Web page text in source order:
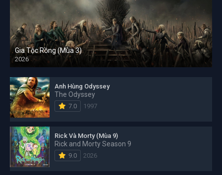
Gia Tộc Rồng (Mùa 3)
2026
Anh Hùng Odyssey
The Odyssey
7.0 1997
Rick Và Morty (Mùa 9)
Rick and Morty Season 9
9.0 2026